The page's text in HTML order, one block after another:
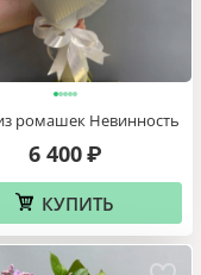
ромашек Невинность
6 400 ₽
КУПИТЬ